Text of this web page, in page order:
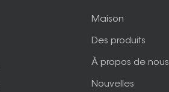
Maison
Des produits
À propos de nous
Nouvelles